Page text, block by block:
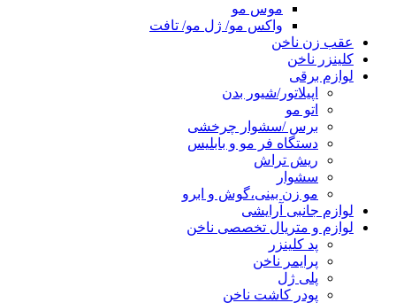
موس مو
واکس مو/ ژل مو/ تافت
عقب زن ناخن
کلینزر ناخن
لوازم برقی
اپیلاتور/شیور بدن
اتو مو
برس /سشوار چرخشی
دستگاه فر مو و بابلیس
ریش تراش
سشوار
مو زن بینی،گوش و ابرو
لوازم جانبی آرایشی
لوازم و متریال تخصصی ناخن
پد کلینزر
پرایمر ناخن
پلی ژل
پودر کاشت ناخن